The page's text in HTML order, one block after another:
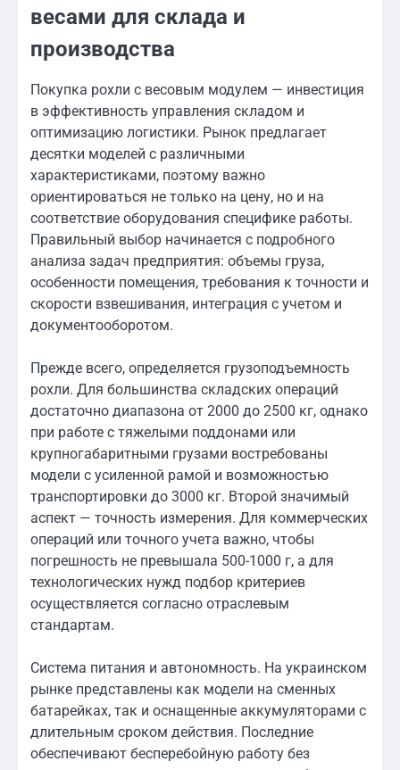
весами для склада и
производства
Покупка рохли с весовым модулем — инвестиция
в эффективность управления складом и
оптимизацию логистики. Рынок предлагает
десятки моделей с различными
характеристиками, поэтому важно
ориентироваться не только на цену, но и на
соответствие оборудования специфике работы.
Правильный выбор начинается с подробного
анализа задач предприятия: объемы груза,
особенности помещения, требования к точности и
скорости взвешивания, интеграция с учетом и
документооборотом.
Прежде всего, определяется грузоподъемность
рохли. Для большинства складских операций
достаточно диапазона от 2000 до 2500 кг, однако
при работе с тяжелыми поддонами или
крупногабаритными грузами востребованы
модели с усиленной рамой и возможностью
транспортировки до 3000 кг. Второй значимый
аспект — точность измерения. Для коммерческих
операций или точного учета важно, чтобы
погрешность не превышала 500-1000 г, а для
технологических нужд подбор критериев
осуществляется согласно отраслевым
стандартам.
Система питания и автономность. На украинском
рынке представлены как модели на сменных
батарейках, так и оснащенные аккумуляторами с
длительным сроком действия. Последние
обеспечивают бесперебойную работу без